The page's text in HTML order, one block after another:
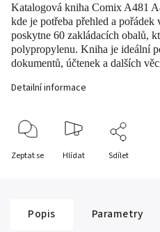
Katalogová kniha Comix A481
kde je potřeba přehled a
poskytne 60 zakládacích obalů,
polypropylenu. Kniha je ideální
dokumentů, účtenek a dalších
Detailní informace
Zeptat se Hlídat Sdílet
Popis Parametry